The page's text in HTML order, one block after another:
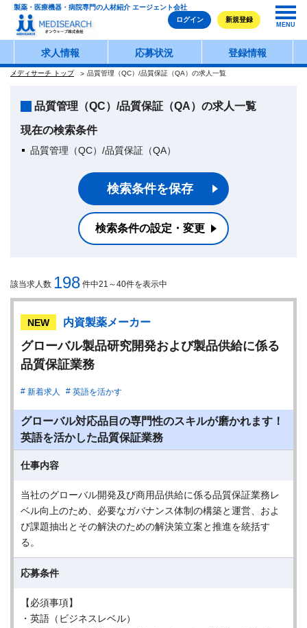
製薬・医療機器・病院専門の人材紹介 エージェント会社
ログイン
新規登録
MENU
求人情報 応募状況 登録情報
メディサーチ トップ 品質管理（QC）/品質保証（QA）の求人一覧
品質管理（QC）/品質保証（QA）の求人一覧
現在の検索条件
品質管理（QC）/品質保証（QA）
検索条件を保存
検索条件の設定・変更
該当求人数 198 件中21～40件を表示中
NEW 内資製薬メーカー
グローバル製品研究開発および製品供給に係る
品質保証業務
新着求人 英語を活かす
グローバル対応品目の専門性のスキルが磨かれます！
英語を活かした品質保証業務
仕事内容
当社のグローバル開発及び商用品供給に係る品質保証業務レ
ベル向上のため、必要なガバナンス体制の構築と運営、およ
び課題抽出とその解決のための解決策立案と推進を統括す
る。
応募条件
【必須事項】
・英語（ビジネスレベル）